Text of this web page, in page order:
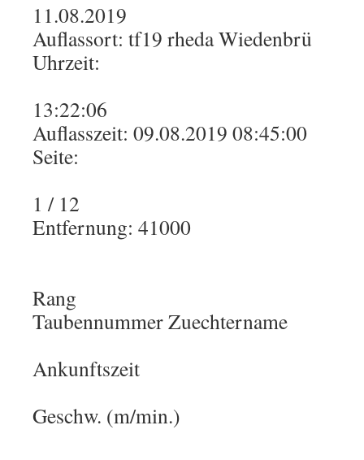
11.08.2019
Auflassort: tf19 rheda Wiedenbrü
Uhrzeit:
13:22:06
Auflasszeit: 09.08.2019 08:45:00
Seite:
1 / 12
Entfernung: 41000
Rang
Taubennummer Zuechtername
Ankunftszeit
Geschw. (m/min.)